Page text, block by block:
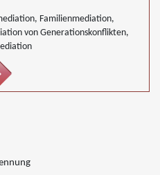
Familienmediation,
von Generationskonflikten,